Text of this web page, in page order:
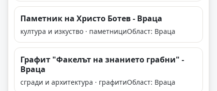
Паметник на Христо Ботев - Враца
култура и изкуство · паметнициОбласт: Враца
Графит "Факелът на знанието грабни" -
Враца
сгради и архитектура · графитиОбласт: Враца